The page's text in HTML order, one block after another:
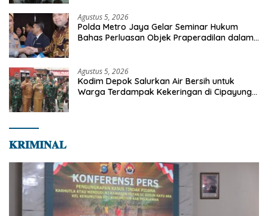
Agustus 5, 2026
Polda Metro Jaya Gelar Seminar Hukum
Bahas Perluasan Objek Praperadilan dalam
Agustus 5, 2026
Kodim Depok Salurkan Air Bersih untuk
Warga Terdampak Kekeringan di Cipayung
𝐊𝐑𝐈𝐌𝐈𝐍𝐀𝐋